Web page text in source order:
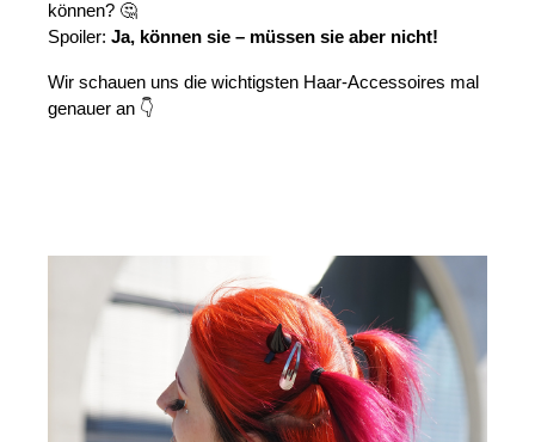
können? 🤔
Spoiler: Ja, können sie – müssen sie aber nicht!
Wir schauen uns die wichtigsten Haar-Accessoires mal
genauer an 👇